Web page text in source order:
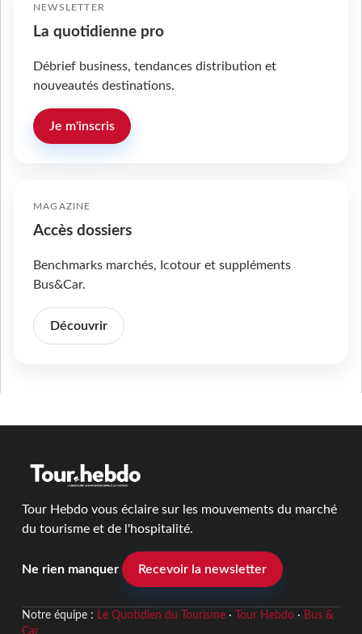
NEWSLETTER
La quotidienne pro
Débrief business, tendances distribution et
nouveautés destinations.
Je m'inscris
MAGAZINE
Accès dossiers
Benchmarks marchés, Icotour et suppléments
Bus&Car.
Découvrir
Tour Hebdo vous éclaire sur les mouvements du marché
du tourisme et de l'hospitalité.
Ne rien manquer Recevoir la newsletter
Notre équipe : Le Quotidien du Tourisme· Tour Hebdo· Bus &
Car